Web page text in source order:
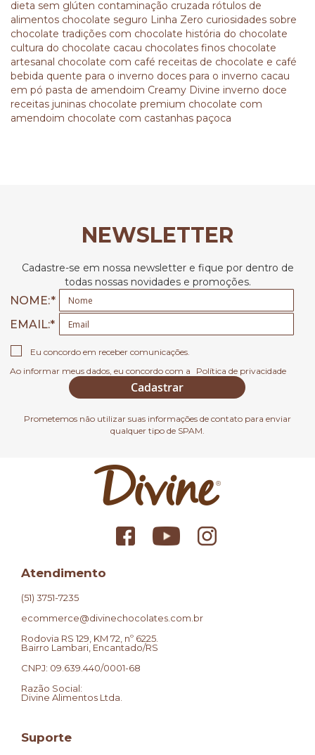
dieta sem glúten contaminação cruzada rótulos de
alimentos chocolate seguro Linha Zero curiosidades sobre
chocolate tradições com chocolate história do chocolate
cultura do chocolate cacau chocolates finos chocolate
artesanal chocolate com café receitas de chocolate e café
bebida quente para o inverno doces para o inverno cacau
em pó pasta de amendoim Creamy Divine inverno doce
receitas juninas chocolate premium chocolate com
amendoim chocolate com castanhas paçoca
NEWSLETTER
Cadastre-se em nossa newsletter e fique por dentro de
todas nossas novidades e promoções.
NOME:
EMAIL
Eu concordo em receber comunicações.
Ao informar meus dados, eu concordo com a
Política de privacidade
Cadastrar
Prometemos não utilizar suas informações de contato para enviar
qualquer tipo de SPAM.
Atendimento
(51) 3751-7235
ecommerce@divinechocolates.com.br
Rodovia RS 129, KM 72, nº 6225.
Bairro Lambari, Encantado/RS
CNPJ: 09.639.440/0001-68
Razão Social:
Divine Alimentos Ltda.
Suporte